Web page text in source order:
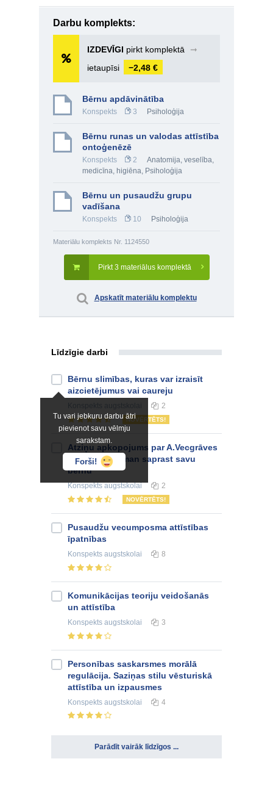
Darbu komplekts:
IZDEVĪGI pirkt komplektā
➞
ietaupīsi
−2,48 €
Bērnu apdāvinātība
Konspekts 3 Psiholoģija
Bērnu runas un valodas attīstība
ontoģenēzē
Konspekts 2
Anatomija, veselība,
medicīna, higiēna, Psiholoģija
Bērnu un pusaudžu grupu
vadīšana
Konspekts 10 Psiholoģija
Materiālu komplekts Nr. 1124550
Pirkt 3 materiālus komplektā
Apskatīt materiālu komplektu
Līdzīgie darbi
Tu vari jebkuru darbu ātri
pievienot savu vēlmju
sarakstam.
Forši!
Bērnu slimības, kuras var izraisīt
aizcietējumus vai caureju
2
NOVĒRTĒTS!
Atziņu apkopojums par A.Vecgrāves
grāmatu "Kā man saprast savu
bērnu"
Konspekts augstskolai 2
NOVĒRTĒTS!
Pusaudžu vecumposma attīstības
īpatnības
Konspekts augstskolai 8
Komunikācijas teoriju veidošanās
un attīstība
Konspekts augstskolai 3
Personības saskarsmes morālā
regulācija. Saziņas stilu vēsturiskā
attīstība un izpausmes
Konspekts augstskolai 4
Parādīt vairāk līdzīgos ...